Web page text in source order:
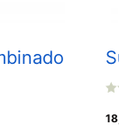
o
u